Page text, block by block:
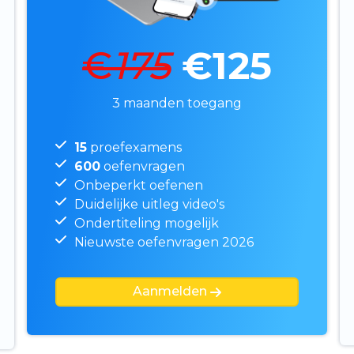
€175€125
3 maanden toegang
15 proefexamens
600 oefenvragen
Onbeperkt oefenen
Duidelijke uitleg video's
Ondertiteling mogelijk
Nieuwste oefenvragen 2026
Aanmelden